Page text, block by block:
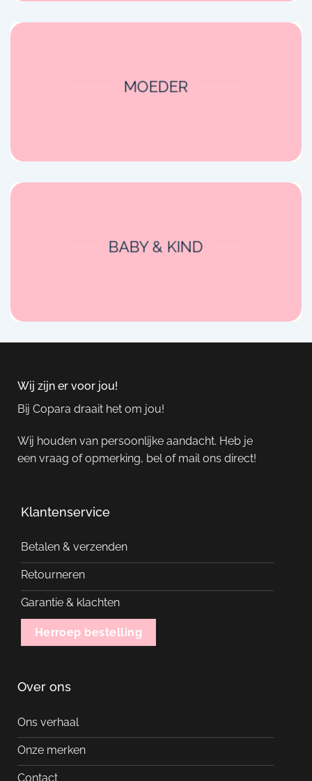
MOEDER
BABY & KIND
Wij zijn er voor jou!
Bij Copara draait het om jou!
Wij houden van persoonlijke aandacht. Heb je
een vraag of opmerking, bel of mail ons direct!
Klantenservice
Betalen & verzenden
Retourneren
Garantie & klachten
Herroep bestelling
Over ons
Ons verhaal
Onze merken
Contact